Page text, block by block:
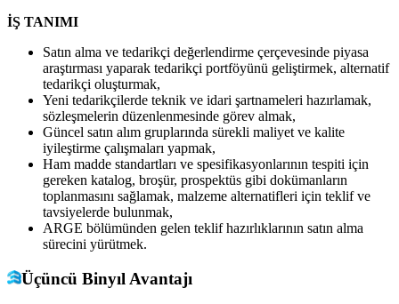
İŞ TANIMI
Satın alma ve tedarikçi değerlendirme çerçevesinde piyasa
araştırması yaparak tedarikçi portföyünü geliştirmek, alternatif
tedarikçi oluşturmak,
Yeni tedarikçilerde teknik ve idari şartnameleri hazırlamak,
sözleşmelerin düzenlenmesinde görev almak,
Güncel satın alım gruplarında sürekli maliyet ve kalite
iyileştirme çalışmaları yapmak,
Ham madde standartları ve spesifikasyonlarının tespiti için
gereken katalog, broşür, prospektüs gibi dokümanların
toplanmasını sağlamak, malzeme alternatifleri için teklif ve
tavsiyelerde bulunmak,
ARGE bölümünden gelen teklif hazırlıklarının satın alma
sürecini yürütmek.
Üçüncü Binyıl Avantajı